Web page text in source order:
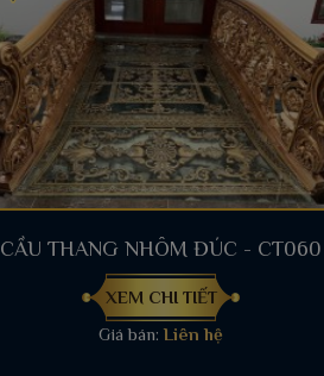
CẦU THANG NHÔM ĐÚC - CT060
XEM CHI TIẾT
Giá bán:Liên hệ